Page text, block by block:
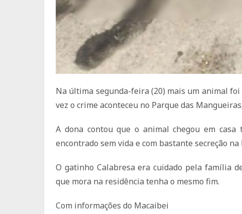
Na última segunda-feira (20) mais um animal
vez o crime aconteceu no Parque das
A dona contou que o animal chegou em
encontrado sem vida e com bastante secreção na
O gatinho Calabresa era cuidado pela família
que mora na residência tenha o mesmo fim.
Com informações do Macaibei